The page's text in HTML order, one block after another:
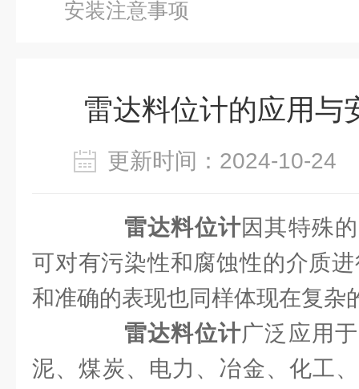
安装注意事项
雷达料位计的应用与
更新时间：2024-10-
雷达料位计因其特殊
可对有污染性和腐蚀性的介质
和准确的表现也同样体现在复杂
雷达料位计广泛应用
泥、煤炭、电力、冶金、化工